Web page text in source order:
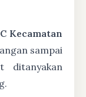
Kecamatan
sampai
ditanyakan